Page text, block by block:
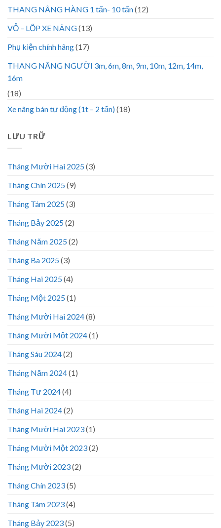
THANG NÂNG HÀNG 1 tấn- 10 tấn(12)
VỎ – LỐP XE NÂNG(13)
Phụ kiện chính hãng(17)
THANG NÂNG NGƯỜI 3m, 6m, 8m, 9m, 10m, 12m, 14m,
16m
(18)
Xe nâng bán tự động (1t – 2 tấn)(18)
LƯU TRỮ
Tháng Mười Hai 2025(3)
Tháng Chín 2025(9)
Tháng Tám 2025(3)
Tháng Bảy 2025(2)
Tháng Năm 2025(2)
Tháng Ba 2025(3)
Tháng Hai 2025(4)
Tháng Một 2025(1)
Tháng Mười Hai 2024(8)
Tháng Mười Một 2024(1)
Tháng Sáu 2024(2)
Tháng Năm 2024(1)
Tháng Tư 2024(4)
Tháng Hai 2024(2)
Tháng Mười Hai 2023(1)
Tháng Mười Một 2023(2)
Tháng Mười 2023(2)
Tháng Chín 2023(5)
Tháng Tám 2023(4)
Tháng Bảy 2023(5)